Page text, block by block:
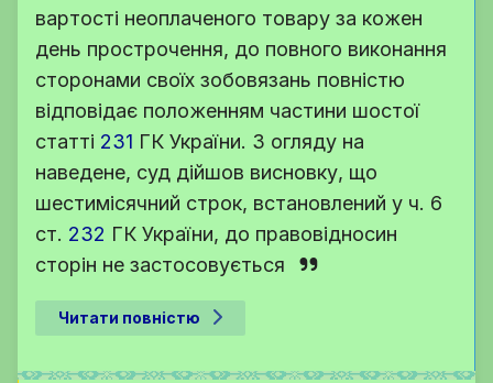
вартості неоплаченого товару за кожен
день прострочення, до повного виконання
сторонами своїх зобовязань повністю
відповідає положенням частини шостої
статті 231 ГК України. З огляду на
наведене, суд дійшов висновку, що
шестимісячний строк, встановлений у ч. 6
ст. 232 ГК України, до правовідносин
сторін не застосовується
Читати повністю